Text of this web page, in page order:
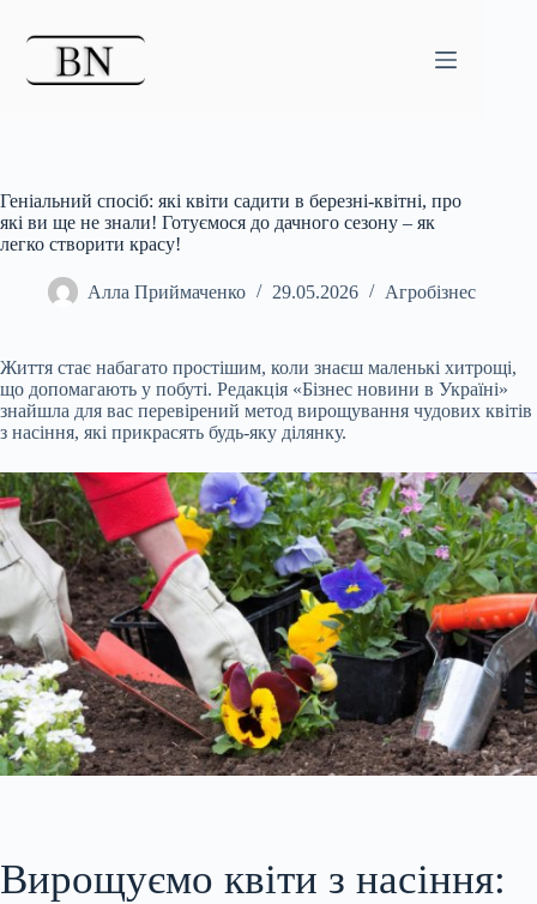
Геніальний спосіб: які квіти садити в березні-квітні, про
які ви ще не знали! Готуємося до дачного сезону – як
легко створити красу!
Алла Приймаченко 29.05.2026 Агробізнес
Життя стає набагато простішим, коли знаєш маленькі хитрощі,
що допомагають у побуті. Редакція «Бізнес новини в Україні»
знайшла для вас перевірений метод вирощування чудових квітів
з насіння, які прикрасять будь-яку ділянку.
Вирощуємо квіти з насіння: